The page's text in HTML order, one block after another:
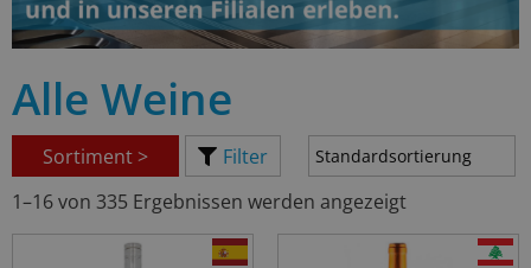
Alle Weine
Sortiment >
Filter
1–16 von 335 Ergebnissen werden angezeigt